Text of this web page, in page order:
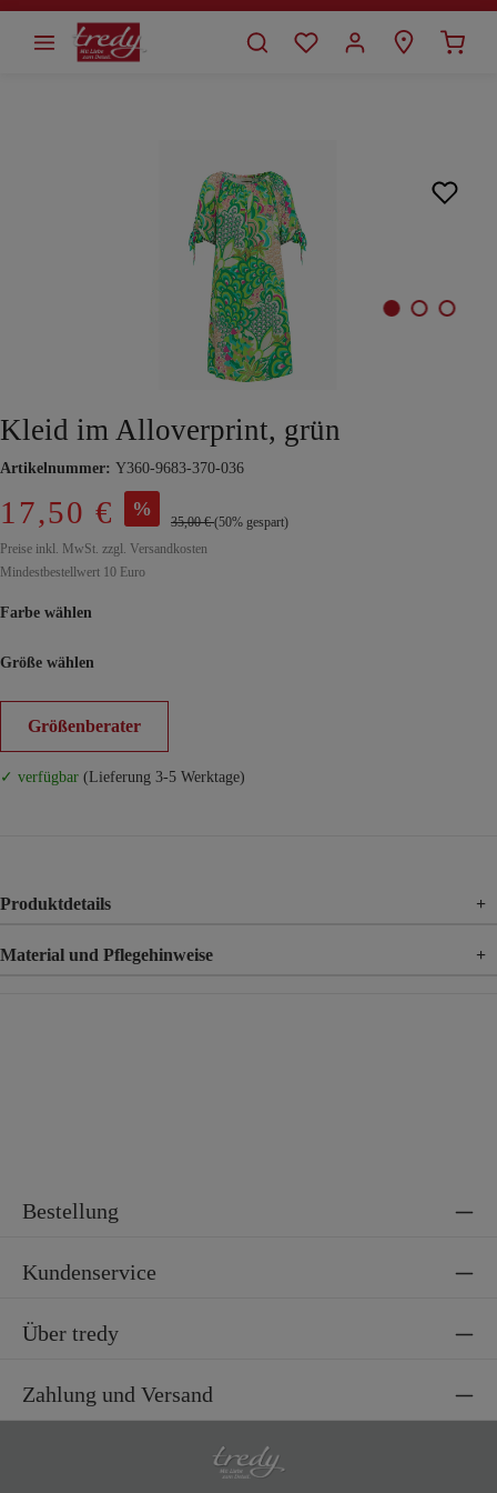
springen
Kleid im Alloverprint, grün
Artikelnummer: Y360-9683-370-036
17,50 € %
35,00 €(50% gespart)
Preise inkl. MwSt. zzgl. Versandkosten
Mindestbestellwert 10 Euro
Farbe wählen
Größe wählen
Größenberater
✓ verfügbar (Lieferung 3-5 Werktage)
Produktdetails +
Material und Pflegehinweise +
Bestellung
Kundenservice
Über tredy
Zahlung und Versand